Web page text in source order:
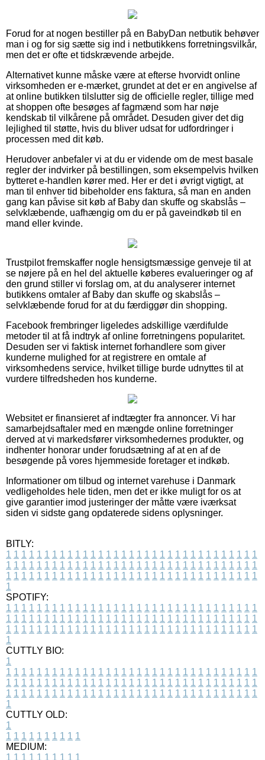
Forud for at nogen bestiller på en BabyDan netbutik behøver
man i og for sig sætte sig ind i netbutikkens forretningsvilkår,
men det er ofte et tidskrævende arbejde.
Alternativet kunne måske være at efterse hvorvidt online
virksomheden er e-mærket, grundet at det er en angivelse af
at online butikken tilslutter sig de officielle regler, tillige med
at shoppen ofte besøges af fagmænd som har nøje
kendskab til vilkårene på området. Desuden giver det dig
lejlighed til støtte, hvis du bliver udsat for udfordringer i
processen med dit køb.
Herudover anbefaler vi at du er vidende om de mest basale
regler der indvirker på bestillingen, som eksempelvis hvilken
bytteret e-handlen kører med. Her er det i øvrigt vigtigt, at
man til enhver tid bibeholder ens faktura, så man en anden
gang kan påvise sit køb af Baby dan skuffe og skabslås –
selvklæbende, uafhængig om du er på gaveindkøb til en
mand eller kvinde.
Trustpilot fremskaffer nogle hensigtsmæssige genveje til at
se nøjere på en hel del aktuelle køberes evalueringer og af
den grund stiller vi forslag om, at du analyserer internet
butikkens omtaler af Baby dan skuffe og skabslås –
selvklæbende forud for at du færdiggør din shopping.
Facebook frembringer ligeledes adskillige værdifulde
metoder til at få indtryk af online forretningens popularitet.
Desuden ser vi faktisk internet forhandlere som giver
kunderne mulighed for at registrere en omtale af
virksomhedens service, hvilket tillige burde udnyttes til at
vurdere tilfredsheden hos kunderne.
Websitet er finansieret af indtægter fra annoncer. Vi har
samarbejdsaftaler med en mængde online forretninger
derved at vi markedsfører virksomhedernes produkter, og
indhenter honorar under forudsætning af at en af de
besøgende på vores hjemmeside foretager et indkøb.
Informationer om tilbud og internet varehuse i Danmark
vedligeholdes hele tiden, men det er ikke muligt for os at
give garantier imod justeringer der måtte være iværksat
siden vi sidste gang opdaterede sidens oplysninger.
BITLY:
1 1 1 1 1 1 1 1 1 1 1 1 1 1 1 1 1 1 1 1 1 1 1 1 1 1 1 1 1 1 1 1 1
1 1 1 1 1 1 1 1 1 1 1 1 1 1 1 1 1 1 1 1 1 1 1 1 1 1 1 1 1 1 1 1 1
1 1 1 1 1 1 1 1 1 1 1 1 1 1 1 1 1 1 1 1 1 1 1 1 1 1 1 1 1 1 1 1 1
1
SPOTIFY:
1 1 1 1 1 1 1 1 1 1 1 1 1 1 1 1 1 1 1 1 1 1 1 1 1 1 1 1 1 1 1 1 1
1 1 1 1 1 1 1 1 1 1 1 1 1 1 1 1 1 1 1 1 1 1 1 1 1 1 1 1 1 1 1 1 1
1 1 1 1 1 1 1 1 1 1 1 1 1 1 1 1 1 1 1 1 1 1 1 1 1 1 1 1 1 1 1 1 1
1
CUTTLY BIO:
1
1 1 1 1 1 1 1 1 1 1 1 1 1 1 1 1 1 1 1 1 1 1 1 1 1 1 1 1 1 1 1 1 1
1 1 1 1 1 1 1 1 1 1 1 1 1 1 1 1 1 1 1 1 1 1 1 1 1 1 1 1 1 1 1 1 1
1 1 1 1 1 1 1 1 1 1 1 1 1 1 1 1 1 1 1 1 1 1 1 1 1 1 1 1 1 1 1 1 1
1
CUTTLY OLD:
1
1 1 1 1 1 1 1 1 1 1
MEDIUM:
1 1 1 1 1 1 1 1 1 1